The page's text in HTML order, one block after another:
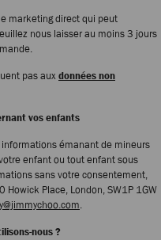
marketing direct qui peut
nous laisser au moins 3 jours
pas auxdonnées non
vos enfants
émanant de mineurs
enfant ou tout enfant sous
sans votre consentement,
Place, London, SW1P 1GW
.
nous ?